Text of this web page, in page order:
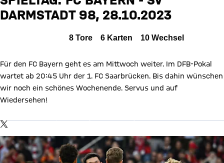
Zum Spielbericht
DARMSTADT 98, 28.10.2023
8 Tore 6 Karten 10 Wechsel
Für den FC Bayern geht es am Mittwoch weiter. Im DFB-Pokal
wartet ab 20:45 Uhr der 1. FC Saarbrücken. Bis dahin wünschen
wir noch ein schönes Wochenende. Servus und auf
Wiedersehen!
TWITTER-BEITRAGverarbeiten. Vorher kann das soziale Netzwerk keine Daten über
wird für alle Inhalte des sozialen Netzwerks auf unserer Website
gespeichert und Sie können dies jederzeit in der Cookie-
Einwilligungslösungändern. Details:Datenschutzerklärung